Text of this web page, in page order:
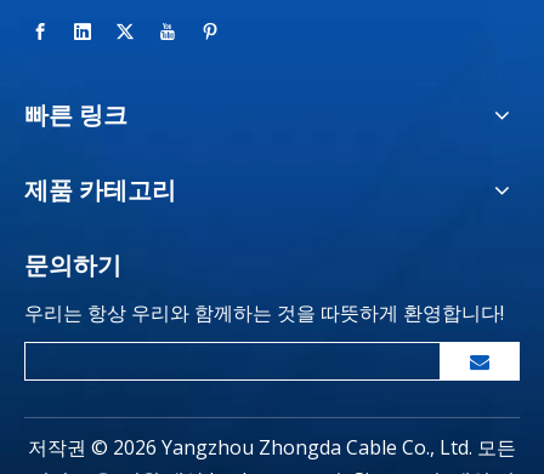
빠른 링크
제품 카테고리
문의하기
우리는 항상 우리와 함께하는 것을 따뜻하게 환영합니다!
저작권 © 2026 Yangzhou Zhongda Cable Co., Ltd. 모든